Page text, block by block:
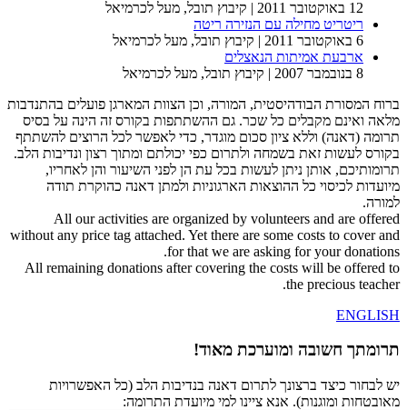
12 באוקטובר 2011
| קיבוץ תובל, מעל לכרמיאל
ריטריט מחילה עם הנזירה ריטה
6 באוקטובר 2011
| קיבוץ תובל, מעל לכרמיאל
ארבעת אמיתות הנאצלים
8 בנובמבר 2007
| קיבוץ תובל, מעל לכרמיאל
ברוח המסורת הבודהיסטית, המורה, וכן הצוות המארגן פועלים בהתנדבות
מלאה ואינם מקבלים כל שכר. גם ההשתתפות בקורס זה הינה על בסיס
תרומה (דאנה) וללא ציון סכום מוגדר, כדי לאפשר לכל הרוצים להשתתף
בקורס לעשות זאת בשמחה ולתרום כפי יכולתם ומתוך רצון ונדיבות הלב.
תרומותיכם, אותן ניתן לעשות בכל עת הן לפני השיעור והן לאחריו,
מיועדות לכיסוי כל ההוצאות הארגוניות ולמתן דאנה כהוקרת תודה
למורה.
All our activities are organized by volunteers and are offered
without any price tag attached. Yet there are some costs to cover and
for that we are asking for your donations.
All remaining donations after covering the costs will be offered to
the precious teacher.
ENGLISH
תרומתך חשובה ומוערכת מאוד!
יש לבחור כיצד ברצונך לתרום דאנה בנדיבות הלב (כל האפשרויות
מאובטחות ומוגנות). אנא ציינו למי מיועדת התרומה: